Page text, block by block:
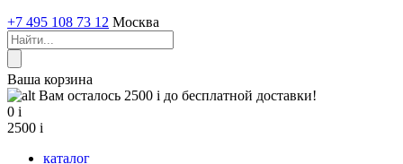
+7 495 108 73 12 Москва
Ваша корзина
Вам осталось 2500 i до бесплатной доставки!
0 i
2500 i
каталог